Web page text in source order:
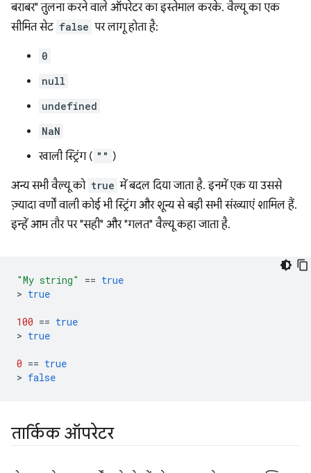
बराबर" तुलना करने वाले ऑपरेटर का इस्तेमाल करके. वैल्यू का एक
सीमित सेट false पर लागू होता है:
0
null
undefined
NaN
खाली स्ट्रिंग ( "" )
अन्य सभी वैल्यू को true में बदल दिया जाता है. इनमें एक या उससे
ज़्यादा वर्णों वाली कोई भी स्ट्रिंग और शून्य से बड़ी सभी संख्याएं शामिल हैं.
इन्हें आम तौर पर "सही" और "गलत" वैल्यू कहा जाता है.
"My string" == true
> true
100 == true
> true
0 == true
> false
तार्किक ऑपरेटर